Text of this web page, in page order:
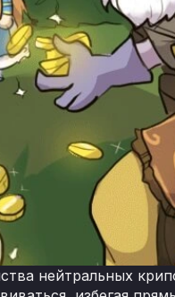
нейтральных